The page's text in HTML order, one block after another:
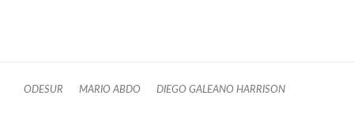
ODESUR MARIO ABDO DIEGO GALEANO HARRISON